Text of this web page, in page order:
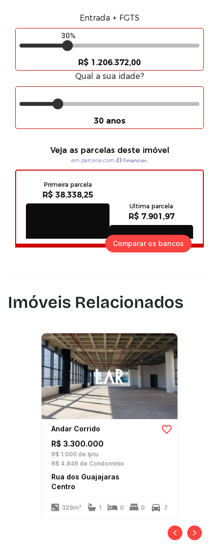
Comparar os bancos
Imóveis Relacionados
Andar Corrido
R$ 3.300.000
R$ 1.000 de Iptu
R$ 4.846 de Condomínio
Rua dos Guajajaras
Centro
326m² 1 0 0 7